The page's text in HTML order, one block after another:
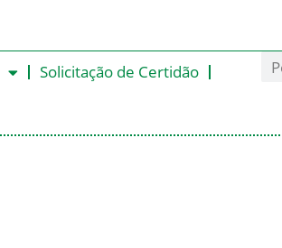
Solicitação de Certidão